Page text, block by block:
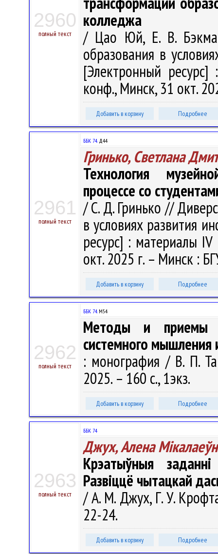
2960
полный текст
колледжа
/ Цао Юй, Е. В.
образования в
[Электронный
конф., Минск, 31 окт.
Добавить в корзину Подробнее
2961
полный текст
ББК 74.Д44
Гринько, Светлана
Технология
процессе со
/ С. Д. Гринько //
в условиях развития
ресурс] : материалы
окт. 2025 г. – Минск :
Добавить в корзину Подробнее
2962
полный текст
ББК 74.М54
Методы и приемы
системного мышления
: монография / В. П.
2025. – 160 с., 1экз.
Добавить в корзину Подробнее
2963
полный текст
ББК 74
Джух, Алена
Крэатыўныя
Развіццё чытацкай
/ А. М. Джух, Г. У.
22-24.
Добавить в корзину Подробнее